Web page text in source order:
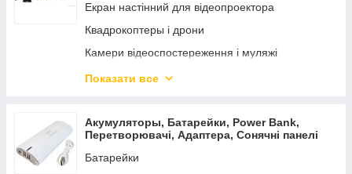
Екран настінний для відеопроектора
Квадрокоптеры і дрони
Камери відеоспостереження і муляжі
Екшн Камери GoPro
Карта пам'яті, флешки
Показати все
Акумуляторы, Батарейки, Power Bank,
Перетворювачі, Адаптера, Сонячні панелі
Батарейки